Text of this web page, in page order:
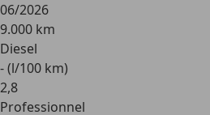
06/2026
9.000 km
Diesel
- (l/100 km)
2,8
Professionnel